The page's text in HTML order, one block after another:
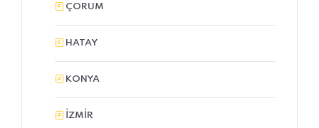
ÇORUM
HATAY
KONYA
İZMİR